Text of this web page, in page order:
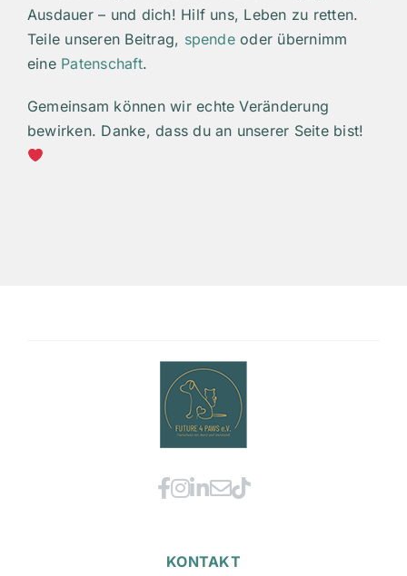
Ausdauer – und dich! Hilf uns, Leben zu retten.
Teile unseren Beitrag, spendeoder übernimm
eine Patenschaft.
Gemeinsam können wir echte Veränderung
bewirken. Danke, dass du an unserer Seite bist!
KONTAKT